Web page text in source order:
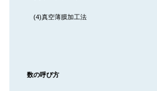
(4)真空薄膜加工法
数の呼び方